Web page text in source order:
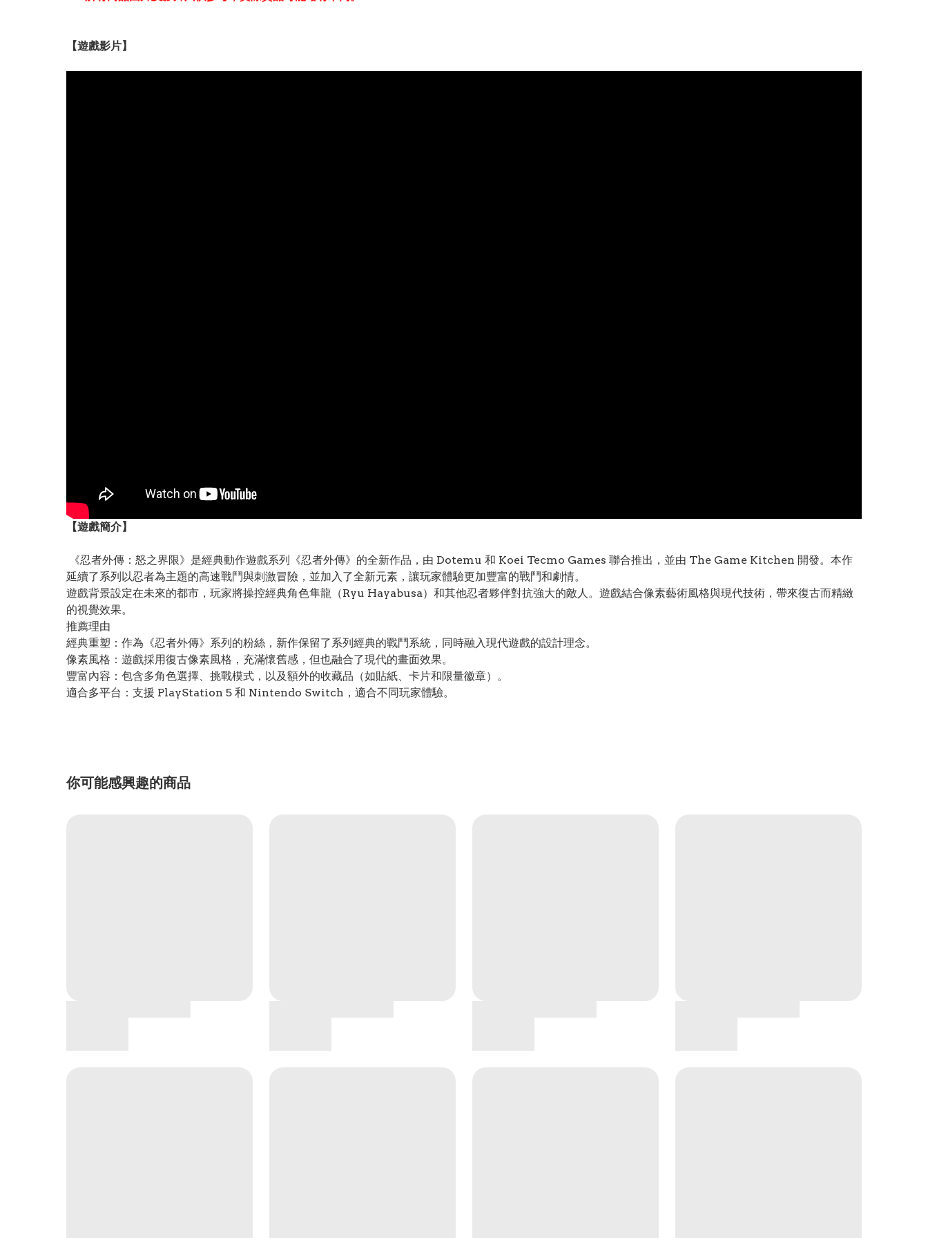
【遊戲影片】
【遊戲簡介】
《忍者外傳：怒之界限》是經典動作遊戲系列《忍者外傳》的全新作品，由 Dotemu 和 Koei Tecmo Games 聯合推出，並由 The Game Kitchen 開發。本作
延續了系列以忍者為主題的高速戰鬥與刺激冒險，並加入了全新元素，讓玩家體驗更加豐富的戰鬥和劇情。
遊戲背景設定在未來的都市，玩家將操控經典角色隼龍（Ryu Hayabusa）和其他忍者夥伴對抗強大的敵人。遊戲結合像素藝術風格與現代技術，帶來復古而精緻
的視覺效果。
推薦理由
經典重塑：作為《忍者外傳》系列的粉絲，新作保留了系列經典的戰鬥系統，同時融入現代遊戲的設計理念。
像素風格：遊戲採用復古像素風格，充滿懷舊感，但也融合了現代的畫面效果。
豐富內容：包含多角色選擇、挑戰模式，以及額外的收藏品（如貼紙、卡片和限量徽章）。
適合多平台：支援 PlayStation 5 和 Nintendo Switch，適合不同玩家體驗。
你可能感興趣的商品